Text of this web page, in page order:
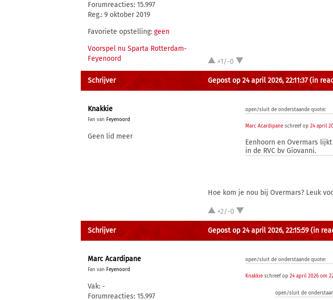
Forumreacties: 15.997
Reg.: 9 oktober 2019
Favoriete opstelling: geen
Voorspel nu Sparta Rotterdam-
Feyenoord
+1/-0
Schrijver Gepost op 24 april 2026, 22:11:37 (in
Knakkie
Fan van Feyenoord
Geen lid meer
open/sluit de onderstaande quote:
Marc Acardipane schreef op24 april
Eenhoorn en Overmars
in de RVC bv Giovanni.
Hoe kom je nou bij Overmars? Leuk
+2/-0
Schrijver Gepost op 24 april 2026, 22:15:59 (in
Marc Acardipane
Fan van Feyenoord
Vak: -
Forumreacties: 15.997
open/sluit de onderstaande quote:
Knakkie schreef op24 april 2026 om
open/sluit de